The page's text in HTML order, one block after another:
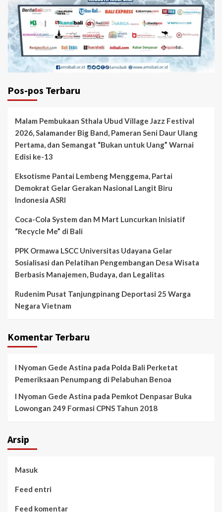
Pos-pos Terbaru
Malam Pembukaan Sthala Ubud Village Jazz Festival
2026, Salamander Big Band, Pameran Seni Daur Ulang
Pertama, dan Semangat “Bukan untuk Uang” Warnai
Edisi ke-13
Eksotisme Pantai Lembeng Menggema, Partai
Demokrat Gelar Gerakan Nasional Langit Biru
Indonesia ASRI
Coca-Cola System dan M Mart Luncurkan Inisiatif
“Recycle Me” di Bali
PPK Ormawa LSCC Universitas Udayana Gelar
Sosialisasi dan Pelatihan Pengembangan Desa Wisata
Berbasis Manajemen, Budaya, dan Legalitas
Rudenim Pusat Tanjungpinang Deportasi 25 Warga
Negara Vietnam
Komentar Terbaru
I Nyoman Gede Astina pada Polda Bali Perketat
Pemeriksaan Penumpang di Pelabuhan Benoa
I Nyoman Gede Astina pada Pemkot Denpasar Buka
Lowongan 249 Formasi CPNS Tahun 2018
Arsip
Masuk
Feed entri
Feed komentar